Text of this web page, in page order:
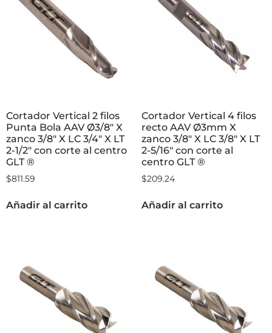
Cortador Vertical 2 filos
Punta Bola AAV Ø3/8″ X
zanco 3/8″ X LC 3/4″ X LT
2-1/2″ con corte al centro
GLT ®
$811.59
Añadir al carrito
Cortador Vertical 4 filos
recto AAV Ø3mm X
zanco 3/8″ X LC 3/8″ X LT
2-5/16″ con corte al
centro GLT ®
$209.24
Añadir al carrito